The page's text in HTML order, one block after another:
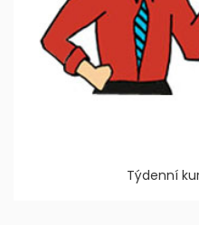
Týdenní